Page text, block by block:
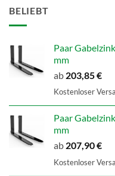
BELIEBT
Paar
mm
ab 203,85€
Kostenloser
Paar
mm
ab 207,90€
Kostenloser